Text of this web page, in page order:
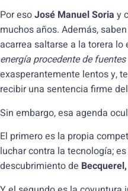
Por esoJosé Manuel Soria y
muchos años. Además,
acarrea saltarse a la torera
energía procedente de
exasperantemente lentos y,
recibir una sentencia firme
Sin embargo, esa agenda
El primero es la propia
luchar contra la tecnología;
descubrimiento de Becquerel,